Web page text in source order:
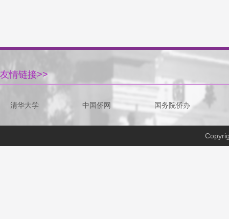
友情链接>>
清华大学 中国侨网 国务院侨办